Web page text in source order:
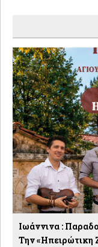
Ιωάννινα :
Την «Ηπειρώτικη